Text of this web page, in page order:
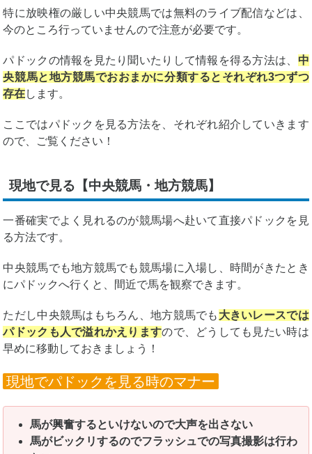
特に放映権の厳しい中央競馬では無料のライブ配信などは、
今のところ行っていませんので注意が必要です。
パドックの情報を見たり聞いたりして情報を得る方法は、 中
央競馬と地方競馬でおおまかに分類するとそれぞれ3つずつ
存在します。
ここではパドックを見る方法を、それぞれ紹介していきます
ので、ご覧ください！
現地で見る【中央競馬・地方競馬】
一番確実でよく見れるのが競馬場へ赴いて直接パドックを見
る方法です。
中央競馬でも地方競馬でも競馬場に入場し、時間がきたとき
にパドックへ行くと、間近で馬を観察できます。
ただし中央競馬はもちろん、地方競馬でも 大きいレースでは
パドックも人で溢れかえりますので、どうしても見たい時は
早めに移動しておきましょう！
現地でパドックを見る時のマナー
馬が興奮するといけないので大声を出さない
馬がビックリするのでフラッシュでの写真撮影は行わ